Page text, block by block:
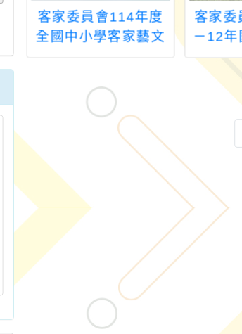
客家委員會114年度
全國中小學客家藝文
客家委
－12年
習入口